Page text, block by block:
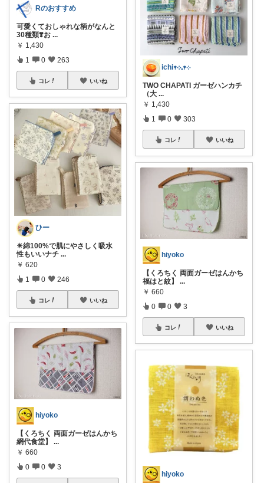
Rのおすすめ
可愛くておしゃれな柄がなんと
30種類❣️お ...
￥ 1,430
1 0 263
コレ いいね
ひー
☀綿100%で肌にやさしく吸水
性もいいナチ ...
￥ 620
1 0 246
コレ いいね
hiyoko
【くろちく 両面ガーゼはんかち
網代食堂】
...
￥ 660
0 0 3
ichi𖥧܀𓈒𖥧܀
TWO CHAPATI ガーゼハンカチ
（大 ...
￥ 1,430
1 0 303
コレ いいね
hiyoko
【くろちく 両面ガーゼはんかち
福はと紋】
...
￥ 660
0 0 3
コレ いいね
hiyoko